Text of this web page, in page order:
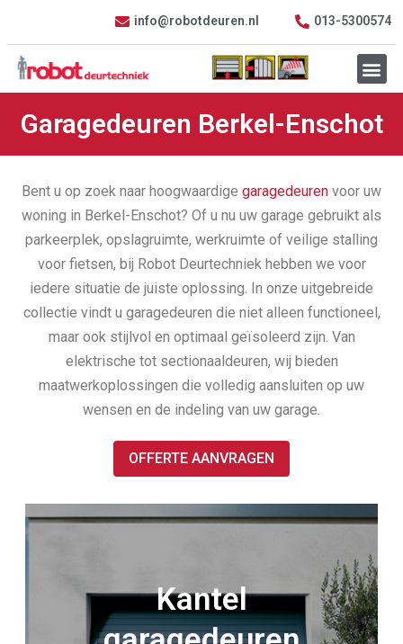
info@robotdeuren.nl 013-5300574
Garagedeuren Berkel-Enschot
Bent u op zoek naar hoogwaardige garagedeuren voor uw
woning in Berkel-Enschot? Of u nu uw garage gebruikt als
parkeerplek, opslagruimte, werkruimte of veilige stalling
voor fietsen, bij Robot Deurtechniek hebben we voor
iedere situatie de juiste oplossing. In onze uitgebreide
collectie vindt u garagedeuren die niet alleen functioneel,
maar ook stijlvol en optimaal geïsoleerd zijn. Van
elektrische tot sectionaaldeuren, wij bieden
maatwerkoplossingen die volledig aansluiten op uw
wensen en de indeling van uw garage.
OFFERTE AANVRAGEN
Kantel